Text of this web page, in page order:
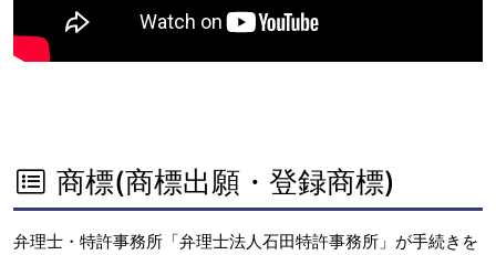
商標(商標出願・登録商標)
弁理士・特許事務所「弁理士法人石田特許事務所」が手続きを